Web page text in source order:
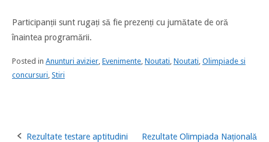
Participanții sunt rugați să fie prezenți cu jumătate de oră
înaintea programării.
Posted in Anunturi avizier Evenimente Noutati Noutati Olimpiade si
concursuri Stiri
Rezultate testare aptitudini
Rezultate Olimpiada Națională